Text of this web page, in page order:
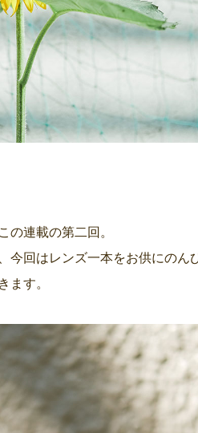
の連載の第二回。
今回はレンズ一本をお供にのん
ます。